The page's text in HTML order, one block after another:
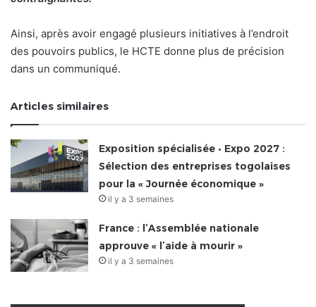
Ainsi, après avoir engagé plusieurs initiatives à l’endroit
des pouvoirs publics, le HCTE donne plus de précision
dans un communiqué.
Articles similaires
Exposition spécialisée • Expo 2027 :
Sélection des entreprises togolaises
pour la « Journée économique »
il y a 3 semaines
France : l’Assemblée nationale
approuve « l’aide à mourir »
il y a 3 semaines